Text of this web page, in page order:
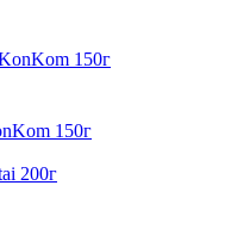
150г